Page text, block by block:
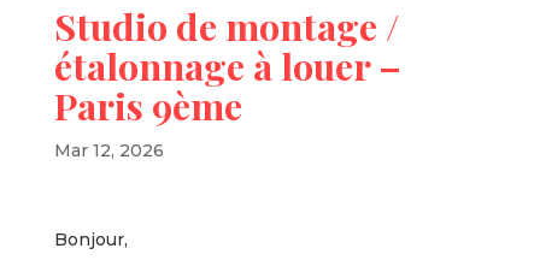
Studio de montage /
étalonnage à louer –
Paris 9ème
Mar 12, 2026
Bonjour,